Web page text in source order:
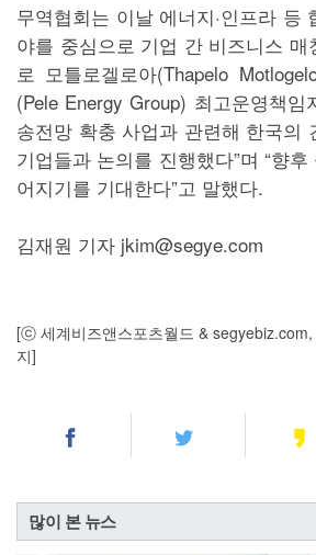
무역협회는 이날 에너지·인프라 등
야를 중심으로 기업 간 비즈니스 매
로 모틀로겔로아(Thapelo
(Pele Energy Group) 최고운영책임
송전망 확충 사업과 관련해 한국의
기업들과 논의를 진행했다”며 “향
어지기를 기대한다”고 말했다.
김재원 기자 jkim@segye.com
[ⓒ 세계비즈앤스포츠월드 &
지]
많이 본 뉴스